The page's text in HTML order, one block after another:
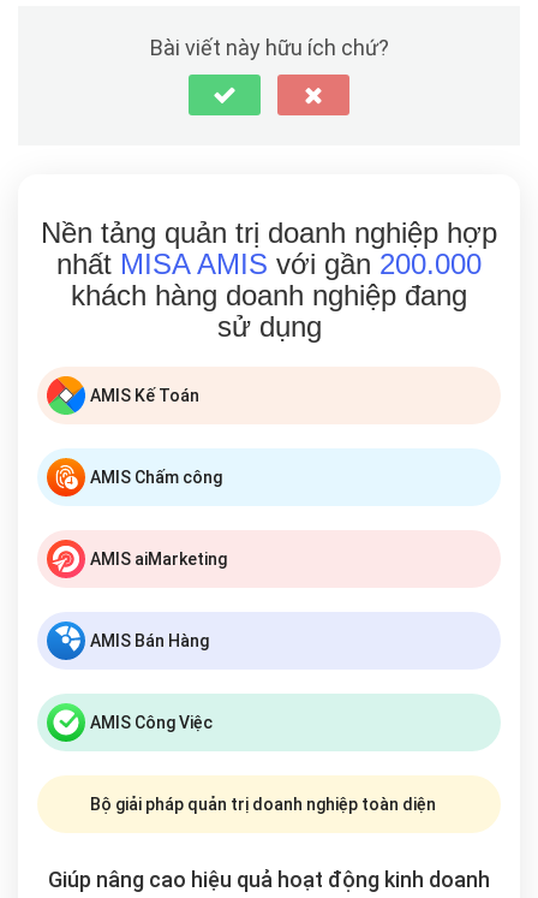
Bài viết này hữu ích chứ?
Nền tảng quản trị doanh nghiệp hợp
nhất MISA AMIS với gần 200.000
khách hàng doanh nghiệp đang
sử dụng
AMIS Kế Toán
AMIS Chấm công
AMIS aiMarketing
AMIS Bán Hàng
AMIS Công Việc
Bộ giải pháp quản trị doanh nghiệp toàn diện
Giúp nâng cao hiệu quả hoạt động kinh doanh